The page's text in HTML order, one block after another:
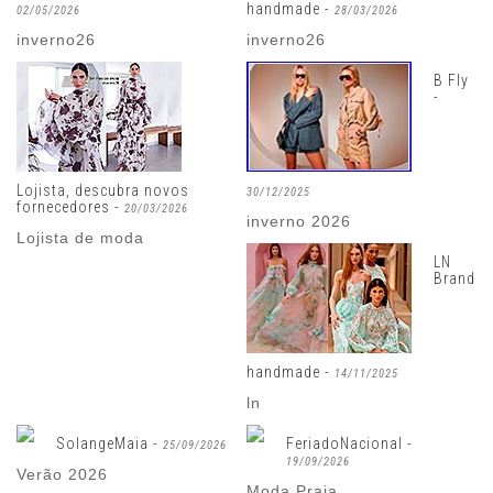
02/05/2026
inverno26
handmade - 28/03/2026
inverno26
Lojista, descubra novos
fornecedores - 20/03/2026
Lojista de moda
B Fly
-
30/12/2025
inverno 2026
LN
Brand
handmade - 14/11/2025
ln
SolangeMaia - 25/09/2026
Verão 2026
FeriadoNacional -
19/09/2026